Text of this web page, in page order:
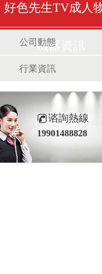
好色先生TV成人
機器資訊
公司動態
行業資訊
谘詢熱線
19901488828